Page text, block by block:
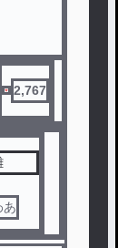
部屋
生ま
変わ
な
み
る
談部
2,767
あ